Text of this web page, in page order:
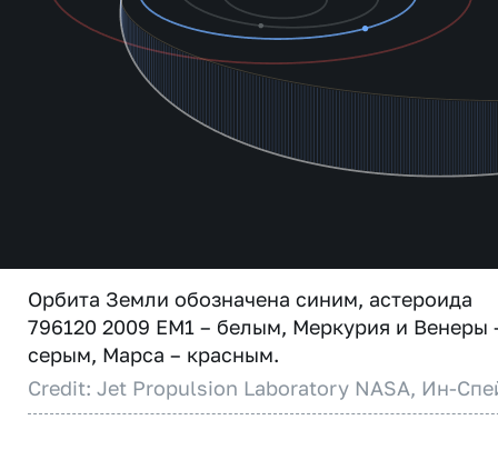
Орбита Земли обозначена синим, астероида
796120 2009 EM1 – белым, Меркурия и Венеры
серым, Марса – красным.
Credit: Jet Propulsion Laboratory NASA, Ин-